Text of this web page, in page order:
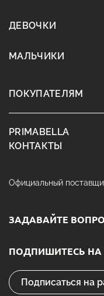
ДЕВОЧКИ
МАЛЬЧИКИ
ПОКУПАТЕЛЯМ
PRIMABELLA
КОНТАКТЫ
Официальный
ЗАДАВАЙТЕ
ПОДПИШИТЕСЬ